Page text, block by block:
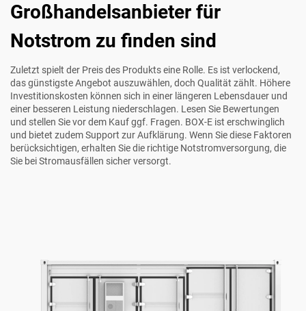
Großhandelsanbieter für
Notstrom zu finden sind
Zuletzt spielt der Preis des Produkts eine Rolle. Es ist verlockend,
das günstigste Angebot auszuwählen, doch Qualität zählt. Höhere
Investitionskosten können sich in einer längeren Lebensdauer und
einer besseren Leistung niederschlagen. Lesen Sie Bewertungen
und stellen Sie vor dem Kauf ggf. Fragen. BOX-E ist erschwinglich
und bietet zudem Support zur Aufklärung. Wenn Sie diese Faktoren
berücksichtigen, erhalten Sie die richtige Notstromversorgung, die
Sie bei Stromausfällen sicher versorgt.